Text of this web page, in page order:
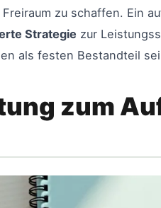
zu schaffen. Ein
Strategie zur
als festen Bestandteil
zum